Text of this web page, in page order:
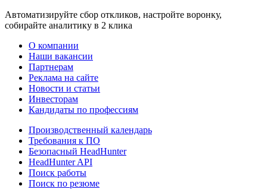
Автоматизируйте сбор откликов, настройте воронку,
собирайте аналитику в 2 клика
О компании
Наши вакансии
Партнерам
Реклама на сайте
Новости и статьи
Инвесторам
Кандидаты по профессиям
Производственный календарь
Требования к ПО
Безопасный HeadHunter
HeadHunter API
Поиск работы
Поиск по резюме